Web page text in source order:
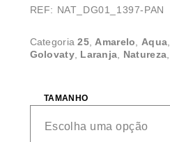
REF: NAT_DG01_1397-PAN
Categoria25,Amarelo,Aqua,
Golovaty, Laranja, Natureza,
TAMANHO